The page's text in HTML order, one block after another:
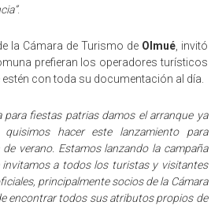
.
la Cámara de Turismo de Olmué, invitó
prefieran los operadores turísticos
con toda su documentación al día.
para fiestas patrias damos el arranque ya
hacer este lanzamiento para
verano. Estamos lanzando la campaña
invitamos a todos los turistas y visitantes
principalmente socios de la Cámara
encontrar todos sus atributos propios de